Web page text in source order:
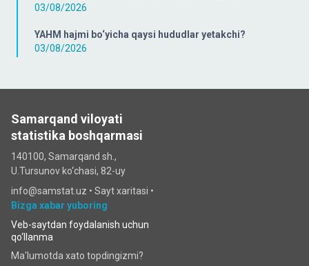
03/08/2026
YAHM hajmi bo‘yicha qaysi hududlar yetakchi?
03/08/2026
Samarqand viloyati
statistika boshqarmasi
140100, Samarqand sh.,
U.Tursunov ko‘chаsi, 82-uy
info@samstat.uz • Sayt xaritasi •
Bizga xabar yuboring
Veb-saytdan foydalanish uchun
qo‘llanma
Ma'lumotda xato topdingizmi?